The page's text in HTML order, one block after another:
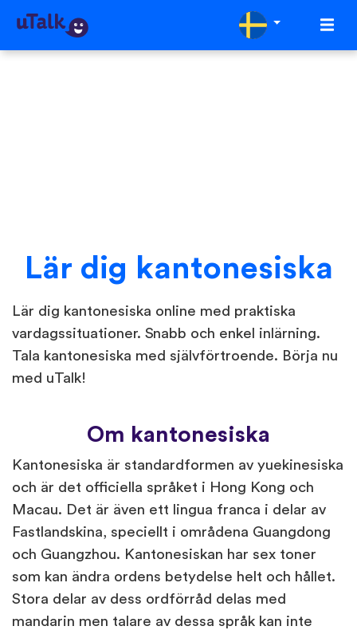
Lär dig kantonesiska
Lär dig kantonesiska online med praktiska
vardagssituationer. Snabb och enkel inlärning.
Tala kantonesiska med självförtroende. Börja nu
med uTalk!
Om kantonesiska
Kantonesiska är standardformen av yuekinesiska
och är det officiella språket i Hong Kong och
Macau. Det är även ett lingua franca i delar av
Fastlandskina, speciellt i områdena Guangdong
och Guangzhou. Kantonesiskan har sex toner
som kan ändra ordens betydelse helt och hållet.
Stora delar av dess ordförråd delas med
mandarin men talare av dessa språk kan inte